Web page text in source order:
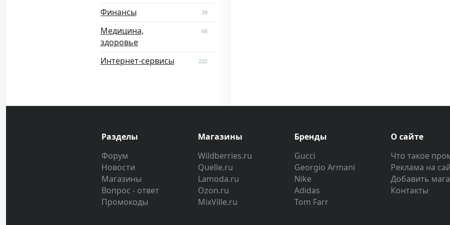
Финансы 39
Медицина,
здоровье
68
Интернет-сервисы 222
Разделы
Форум
Новости
Магазины
Вопрос - ответ
Промокоды
Магазины
Wildberries.ru
Quelle.ru
Lamoda.ru
Ozon.ru
MixVille.ru
Бренды
Gucci
Georgio Armani
Nike
Adidas
Tom Farr
О сайте
Что такое
Реклама на
Добавить
Контакты